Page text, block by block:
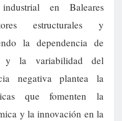
en Baleares
estructurales y
la dependencia de
y la variabilidad del
negativa plantea la
que fomenten la
y la innovación en la